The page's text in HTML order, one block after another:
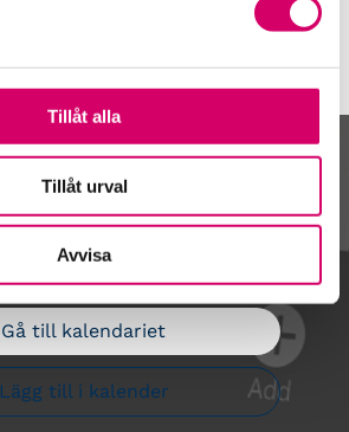
Tillåt alla
Tillåt urval
Avvisa
Gå till kalendariet
Lägg till i kalender